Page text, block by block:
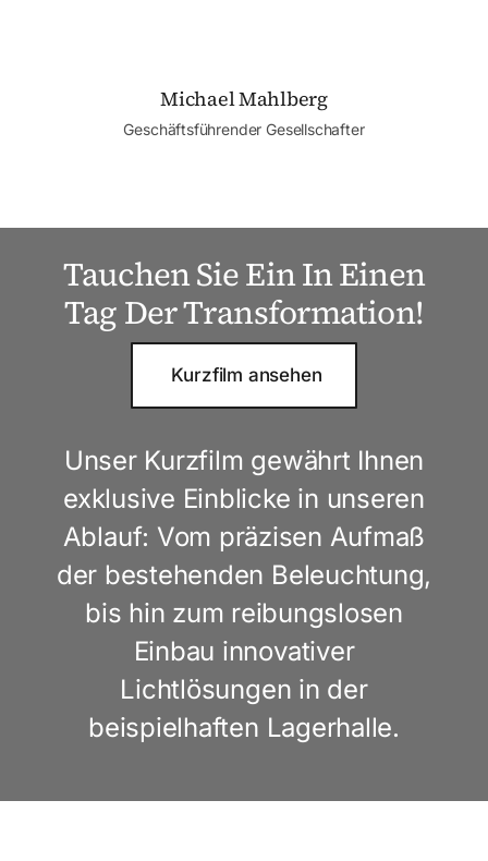
Michael Mahlberg
Geschäftsführender Gesellschafter
Tauchen Sie Ein In Einen
Tag Der Transformation!
Kurzfilm ansehen
Unser Kurzfilm gewährt Ihnen
exklusive Einblicke in unseren
Ablauf: Vom präzisen Aufmaß
der bestehenden Beleuchtung,
bis hin zum reibungslosen
Einbau innovativer
Lichtlösungen in der
beispielhaften Lagerhalle.